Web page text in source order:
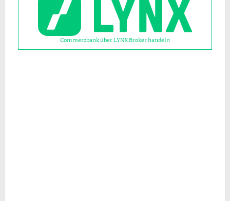
Commerzbank über LYNX Broker handeln